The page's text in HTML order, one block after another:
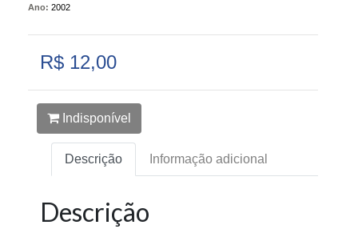
Ano: 2002
R$ 12,00
Indisponível
Descrição Informação adicional
Descrição